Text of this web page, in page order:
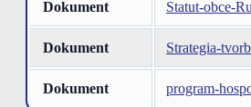
Dokument Statut-obce-
Dokument Strategia-
Dokument program-